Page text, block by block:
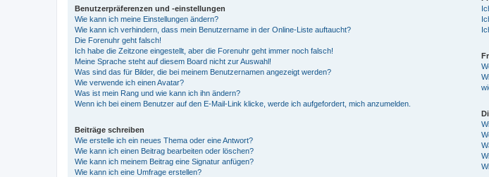
Benutzerpräferenzen und -einstellungen
Wie kann ich meine Einstellungen ändern?
Wie kann ich verhindern, dass mein Benutzername in der Online-Liste auftaucht?
Die Forenuhr geht falsch!
Ich habe die Zeitzone eingestellt, aber die Forenuhr geht immer noch falsch!
Meine Sprache steht auf diesem Board nicht zur Auswahl!
Was sind das für Bilder, die bei meinem Benutzernamen angezeigt werden?
Wie verwende ich einen Avatar?
Was ist mein Rang und wie kann ich ihn ändern?
Wenn ich bei einem Benutzer auf den E-Mail-Link klicke, werde ich aufgefordert, mich anzumelden.
Beiträge schreiben
Wie erstelle ich ein neues Thema oder eine Antwort?
Wie kann ich einen Beitrag bearbeiten oder löschen?
Wie kann ich meinem Beitrag eine Signatur anfügen?
Wie kann ich eine Umfrage erstellen?